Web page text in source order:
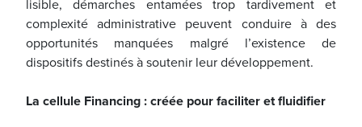
lisible, démarches entamées trop tardivement et
complexité administrative peuvent conduire à des
opportunités manquées malgré l’existence de
dispositifs destinés à soutenir leur développement.
La cellule Financing : créée pour faciliter et fluidifier